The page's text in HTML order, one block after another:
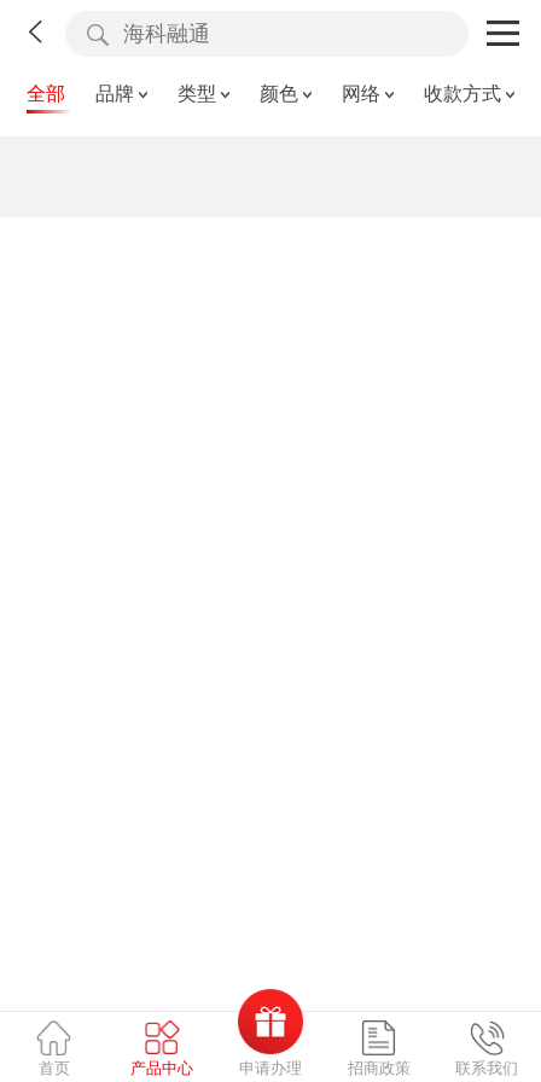
全部 品牌 类型 颜色 网络 收款方式
首页 产品中心 申请办理 招商政策 联系我们